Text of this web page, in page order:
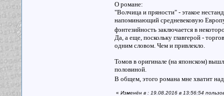
О романе:
"Волчица и пряности" - этакое
напоминающий средневековую
фэнтезийность заключается в
Да, а еще, поскольку главгерой -
одним словом. Чем и привлекло.
Томов в оригинале (на японском)
половиной.
В общем, этого романа мне хватит
« Изменён в : 19.08.2016 в 13:56:54